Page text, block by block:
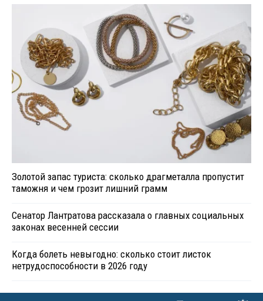
Золотой запас туриста: сколько драгметалла пропустит
таможня и чем грозит лишний грамм
Сенатор Лантратова рассказала о главных социальных
законах весенней сессии
Когда болеть невыгодно: сколько стоит листок
нетрудоспособности в 2026 году